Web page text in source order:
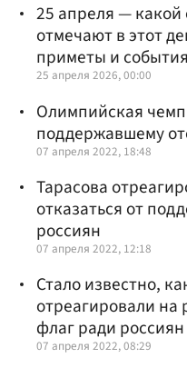
25 апреля — какой
отмечают в этот
приметы и
25 апреля 2026, 00:00
Олимпийская
поддержавшему
07 апреля 2022, 18:48
Тарасова
отказаться от
россиян
07 апреля 2022, 12:18
Стало известно,
отреагировали
флаг ради россиян
07 апреля 2022, 08:29